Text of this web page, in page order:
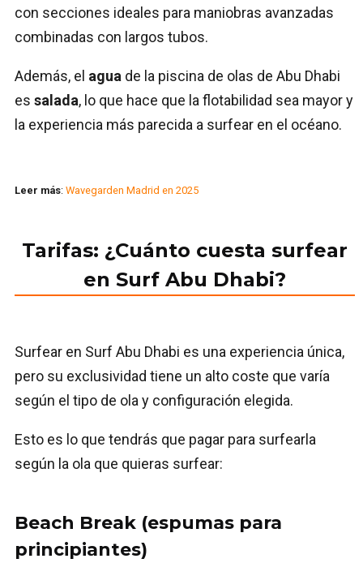
con secciones ideales para maniobras avanzadas
combinadas con largos tubos.
Además, el agua de la piscina de olas de Abu Dhabi
es salada, lo que hace que la flotabilidad sea mayor y
la experiencia más parecida a surfear en el océano.
Leer más: Wavegarden Madrid en 2025
Tarifas: ¿Cuánto cuesta surfear
en Surf Abu Dhabi?
Surfear en Surf Abu Dhabi es una experiencia única,
pero su exclusividad tiene un alto coste que varía
según el tipo de ola y configuración elegida.
Esto es lo que tendrás que pagar para surfearla
según la ola que quieras surfear:
Beach Break (espumas para
principiantes)